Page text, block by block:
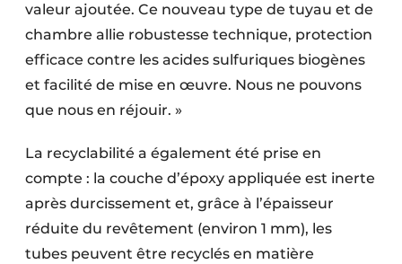
valeur ajoutée. Ce nouveau type de tuyau et de
chambre allie robustesse technique, protection
efficace contre les acides sulfuriques biogènes
et facilité de mise en œuvre. Nous ne pouvons
que nous en réjouir. »
La recyclabilité a également été prise en
compte : la couche d’époxy appliquée est inerte
après durcissement et, grâce à l’épaisseur
réduite du revêtement (environ 1 mm), les
tubes peuvent être recyclés en matière